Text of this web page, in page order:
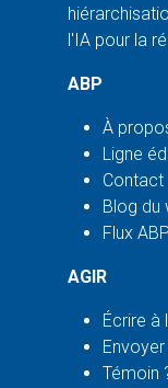
l'IA pour la
ABP
À
Ligne
Contact
Blog du
Flux
AGIR
Écrire à
Témoin